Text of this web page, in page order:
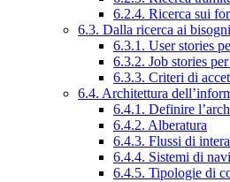
6.2.4. Ricerca sui
6.3. Dalla ricerca ai
6.3.1. User stories
6.3.2. Job stories
6.3.3. Criteri di
6.4. Architettura
6.4.1. Definire
6.4.2. Alberatura
6.4.3. Flussi di
6.4.4. Sistemi di
6.4.5. Tipologie di